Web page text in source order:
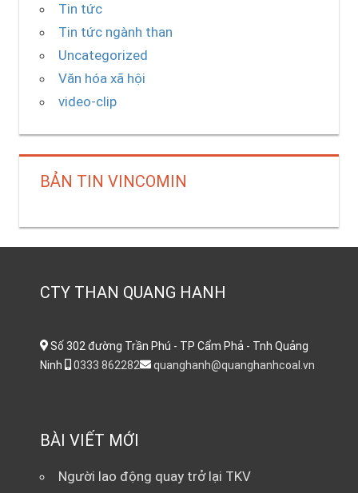
Tin tức
Tin tức ngành than
Uncategorized
Văn hóa xã hội
video-clip
BẢN TIN VINCOMIN
CTY THAN QUANG HANH
Số 302 đường Trần Phú - TP Cẩm Phả - Tnh Quảng
Ninh
0333 862282 quanghanh@quanghanhcoal.vn
BÀI VIẾT MỚI
Người lao động quay trở lại TKV